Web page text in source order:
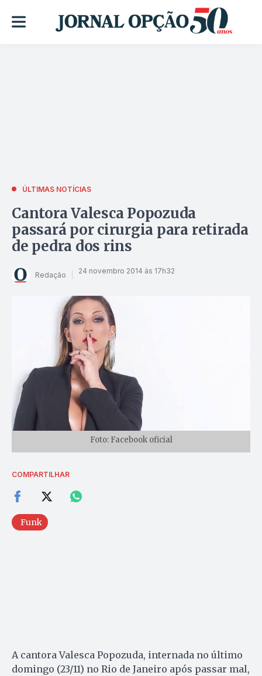
ÚLTIMAS NOTÍCIAS
Cantora Valesca Popozuda
passará por cirurgia para retirada
de pedra dos rins
Redação 24 novembro 2014 às 17h32
Foto: Facebook oficial
COMPARTILHAR
Funk
A cantora Valesca Popozuda, internada no último
domingo (23/11) no Rio de Janeiro após passar mal,